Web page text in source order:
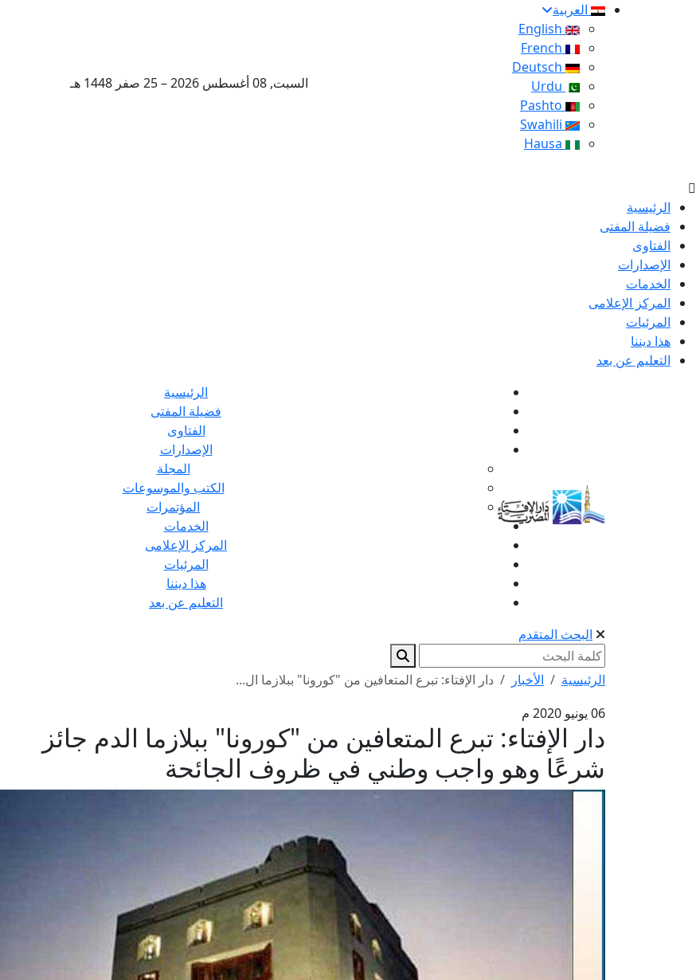
العربية
السبت, 08 أغسطس 2026 – 25 صفر 1448 هـ
الرئيسية
فضيلة المفتى
الفتاوى
الإصدارات
الخدمات
المركز الإعلامى
المرئيات
هذا ديننا
التعليم عن بعد
الرئيسية
فضيلة المفتى
الفتاوى
الإصدارات
المجلة
الكتب والموسوعات
المؤتمرات
الخدمات
المركز الإعلامى
المرئيات
هذا ديننا
التعليم عن بعد
البحث المتقدم
الرئيسية الأخبار
دار الإفتاء: تبرع المتعافين من "كورونا" ببلازما ال...
06 يونيو 2020 م
دار الإفتاء: تبرع المتعافين من "كورونا" ببلازما الدم جائز
شرعًا وهو واجب وطني في ظروف الجائحة